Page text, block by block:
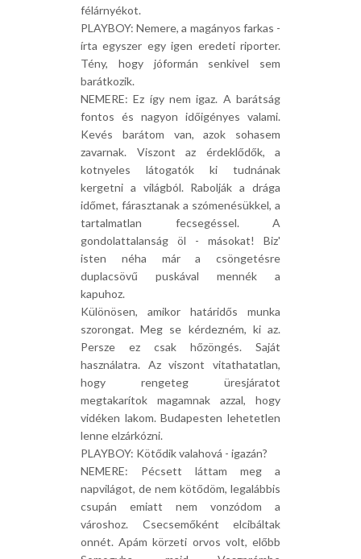
félárnyékot.
PLAYBOY: Nemere, a magányos farkas -
írta egyszer egy igen eredeti riporter.
Tény, hogy jóformán senkivel sem
barátkozik.
NEMERE: Ez így nem igaz. A barátság
fontos és nagyon időigényes valami.
Kevés barátom van, azok sohasem
zavarnak. Viszont az érdeklődők, a
kotnyeles látogatók ki tudnának
kergetni a világból. Rabolják a drága
időmet, fárasztanak a szómenésükkel, a
tartalmatlan fecsegéssel. A
gondolattalanság öl - másokat! Biz'
isten néha már a csöngetésre
duplacsövű puskával mennék a
kapuhoz.
Különösen, amikor határidős munka
szorongat. Meg se kérdezném, ki az.
Persze ez csak hőzöngés. Saját
használatra. Az viszont vitathatatlan,
hogy rengeteg üresjáratot
megtakarítok magamnak azzal, hogy
vidéken lakom. Budapesten lehetetlen
lenne elzárkózni.
PLAYBOY: Kötődik valahová - igazán?
NEMERE: Pécsett láttam meg a
napvilágot, de nem kötődöm, legalábbis
csupán emiatt nem vonzódom a
városhoz. Csecsemőként elcibáltak
onnét. Apám körzeti orvos volt, előbb